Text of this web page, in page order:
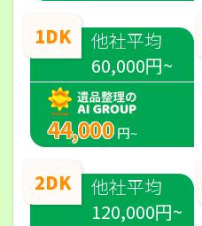
1DK
他社平均
60,000円~
44,000 円~
2DK
他社平均
120,000円~